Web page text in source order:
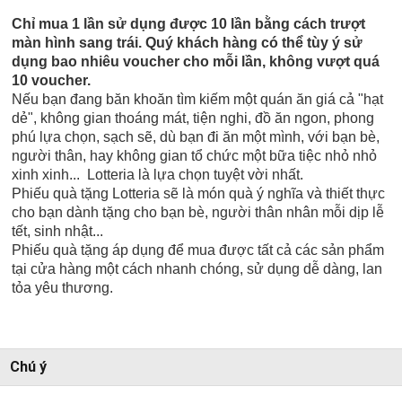
Chỉ mua 1 lần sử dụng được 10 lần bằng cách trượt
màn hình sang trái. Quý khách hàng có thể tùy ý sử
dụng bao nhiêu voucher cho mỗi lần, không vượt quá
10 voucher.
Nếu bạn đang băn khoăn tìm kiếm một quán ăn giá cả "hạt
dẻ", không gian thoáng mát, tiện nghi, đồ ăn ngon, phong
phú lựa chọn, sạch sẽ, dù bạn đi ăn một mình, với bạn bè,
người thân, hay không gian tổ chức một bữa tiệc nhỏ nhỏ
xinh xinh... Lotteria là lựa chọn tuyệt vời nhất.
Phiếu quà tặng Lotteria sẽ là món quà ý nghĩa và thiết thực
cho bạn dành tặng cho bạn bè, người thân nhân mỗi dịp lễ
tết, sinh nhật...
Phiếu quà tặng áp dụng để mua được tất cả các sản phẩm
tại cửa hàng một cách nhanh chóng, sử dụng dễ dàng, lan
tỏa yêu thương.
Chú ý